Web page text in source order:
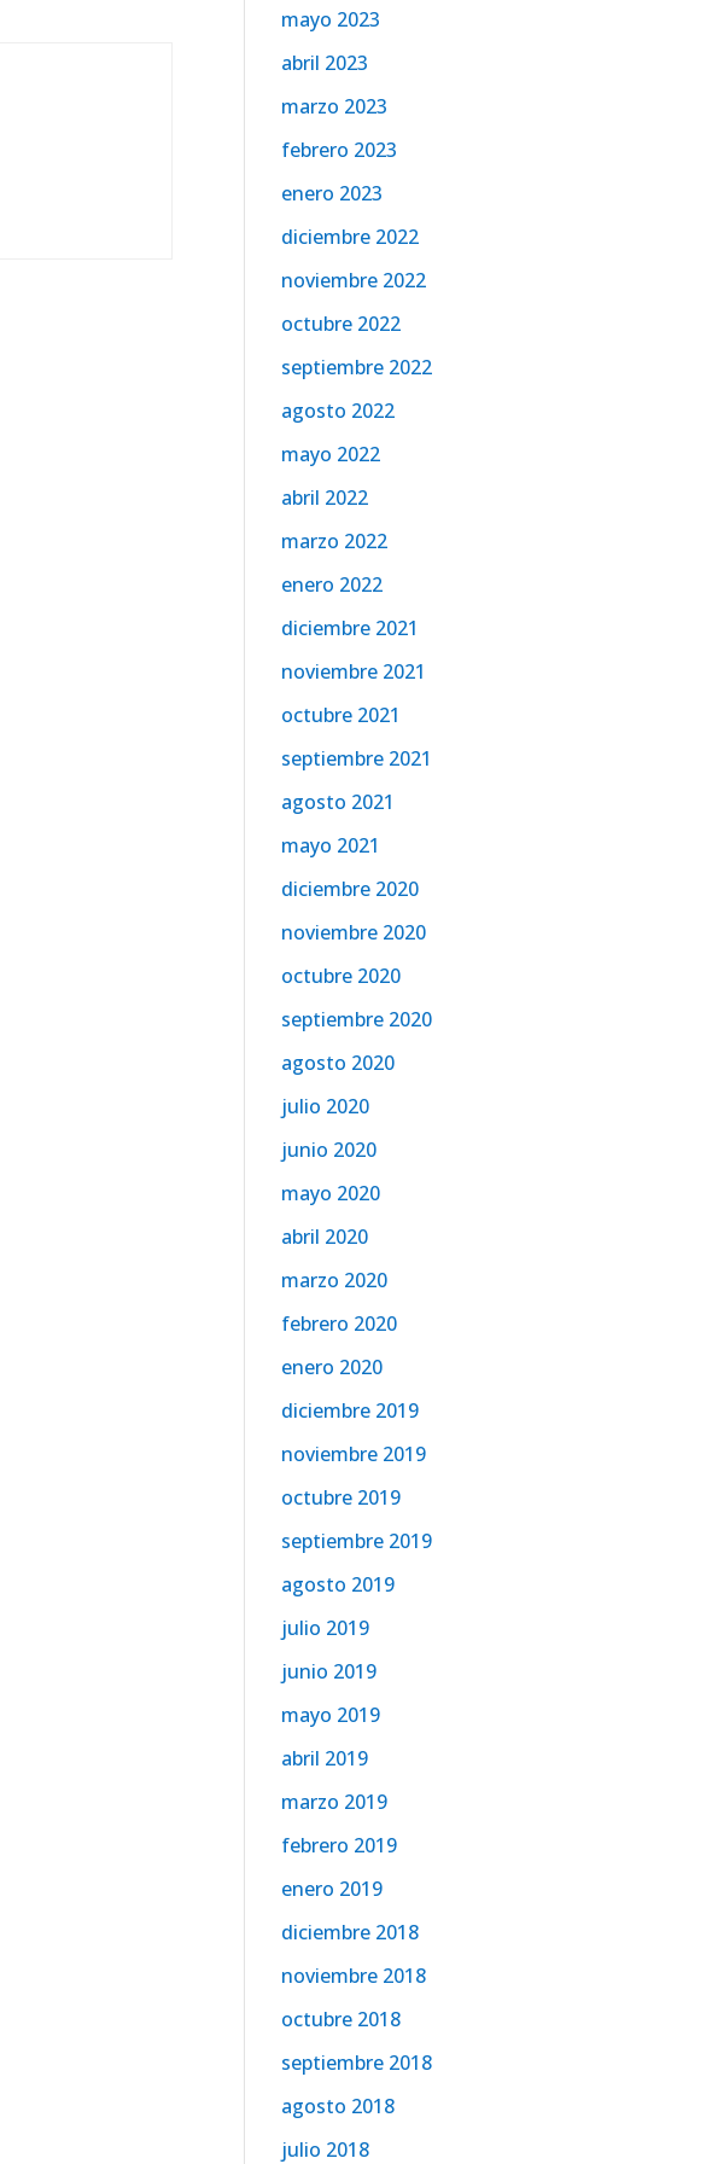
mayo 2023
abril 2023
marzo 2023
febrero 2023
enero 2023
diciembre 2022
noviembre 2022
octubre 2022
septiembre 2022
agosto 2022
mayo 2022
abril 2022
marzo 2022
enero 2022
diciembre 2021
noviembre 2021
octubre 2021
septiembre 2021
agosto 2021
mayo 2021
diciembre 2020
noviembre 2020
octubre 2020
septiembre 2020
agosto 2020
julio 2020
junio 2020
mayo 2020
abril 2020
marzo 2020
febrero 2020
enero 2020
diciembre 2019
noviembre 2019
octubre 2019
septiembre 2019
agosto 2019
julio 2019
junio 2019
mayo 2019
abril 2019
marzo 2019
febrero 2019
enero 2019
diciembre 2018
noviembre 2018
octubre 2018
septiembre 2018
agosto 2018
julio 2018